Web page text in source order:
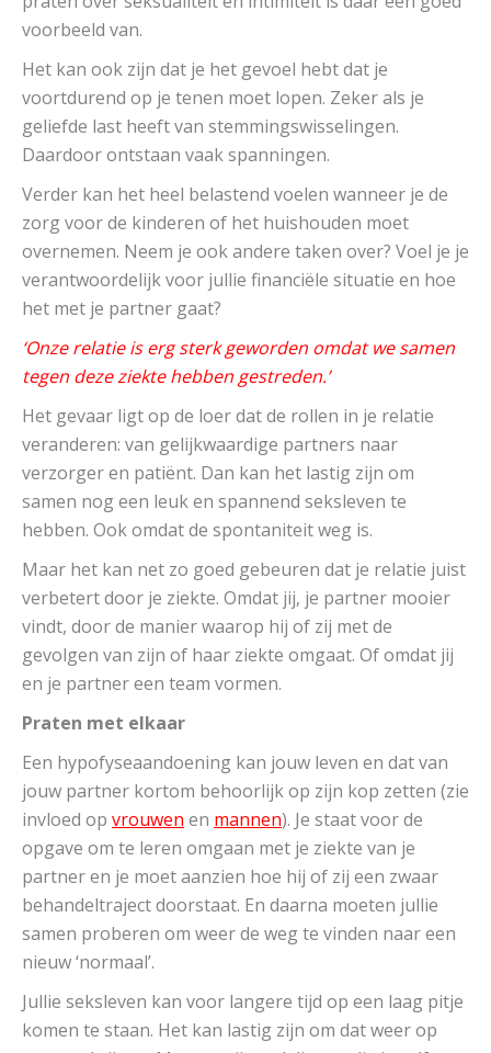
voorbeeld van.
Het kan ook zijn dat je het gevoel hebt dat je
voortdurend op je tenen moet lopen. Zeker als je
geliefde last heeft van stemmingswisselingen.
Daardoor ontstaan vaak spanningen.
Verder kan het heel belastend voelen wanneer je de
zorg voor de kinderen of het huishouden moet
overnemen. Neem je ook andere taken over? Voel je je
verantwoordelijk voor jullie financiële situatie en hoe
het met je partner gaat?
‘Onze relatie is erg sterk geworden omdat we samen
tegen deze ziekte hebben gestreden.’
Het gevaar ligt op de loer dat de rollen in je relatie
veranderen: van gelijkwaardige partners naar
verzorger en patiënt. Dan kan het lastig zijn om
samen nog een leuk en spannend seksleven te
hebben. Ook omdat de spontaniteit weg is.
Maar het kan net zo goed gebeuren dat je relatie juist
verbetert door je ziekte. Omdat jij, je partner mooier
vindt, door de manier waarop hij of zij met de
gevolgen van zijn of haar ziekte omgaat. Of omdat jij
en je partner een team vormen.
Praten met elkaar
Een hypofyseaandoening kan jouw leven en dat van
jouw partner kortom behoorlijk op zijn kop zetten (zie
invloed op vrouwen en mannen). Je staat voor de
opgave om te leren omgaan met je ziekte van je
partner en je moet aanzien hoe hij of zij een zwaar
behandeltraject doorstaat. En daarna moeten jullie
samen proberen om weer de weg te vinden naar een
nieuw ‘normaal’.
Jullie seksleven kan voor langere tijd op een laag pitje
komen te staan. Het kan lastig zijn om dat weer op